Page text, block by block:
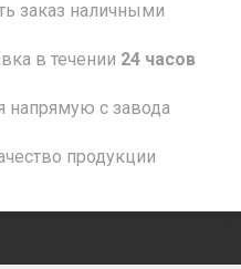
заказ наличными
в течении 24 часов
напрямую с завода
продукции